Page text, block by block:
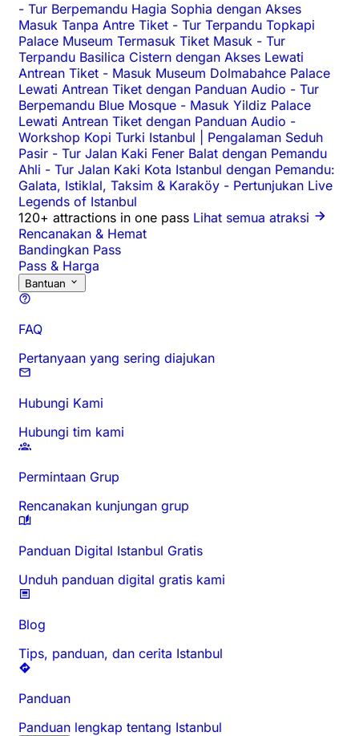
- Tur Berpemandu Hagia Sophia dengan Akses
Masuk Tanpa Antre Tiket - Tur Terpandu Topkapi
Palace Museum Termasuk Tiket Masuk - Tur
Terpandu Basilica Cistern dengan Akses Lewati
Antrean Tiket - Masuk Museum Dolmabahce Palace
Lewati Antrean Tiket dengan Panduan Audio - Tur
Berpemandu Blue Mosque - Masuk Yildiz Palace
Lewati Antrean Tiket dengan Panduan Audio -
Workshop Kopi Turki Istanbul | Pengalaman Seduh
Pasir - Tur Jalan Kaki Fener Balat dengan Pemandu
Ahli - Tur Jalan Kaki Kota Istanbul dengan Pemandu:
Galata, Istiklal, Taksim & Karaköy - Pertunjukan Live
Legends of Istanbul
120+ attractions in one pass Lihat semua atraksi
Rencanakan & Hemat
Bandingkan Pass
Pass & Harga
Bantuan
FAQ
Pertanyaan yang sering diajukan
Hubungi Kami
Hubungi tim kami
Permintaan Grup
Rencanakan kunjungan grup
Panduan Digital Istanbul Gratis
Unduh panduan digital gratis kami
Blog
Tips, panduan, dan cerita Istanbul
Panduan
Panduan lengkap tentang Istanbul